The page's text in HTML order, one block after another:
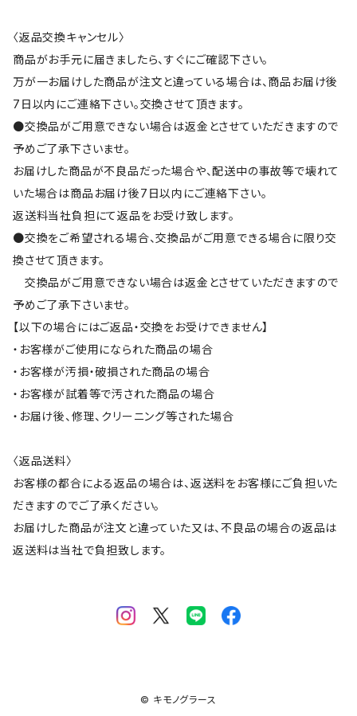
〈返品交換キャンセル〉
商品がお手元に届きましたら、すぐにご確認下さい。
万が一お届けした商品が注文と違っている場合は、商品お届け後
7日以内にご連絡下さい。交換させて頂きます。
●交換品がご用意できない場合は返金とさせていただきますので
予めご了承下さいませ。
お届けした商品が不良品だった場合や、配送中の事故等で壊れて
いた場合は商品お届け後7日以内にご連絡下さい。
返送料当社負担にて返品をお受け致します。
●交換をご希望される場合、交換品がご用意できる場合に限り交
換させて頂きます。
交換品がご用意できない場合は返金とさせていただきますので
予めご了承下さいませ。
【以下の場合にはご返品・交換をお受けできません】
・お客様がご使用になられた商品の場合
・お客様が汚損・破損された商品の場合
・お客様が試着等で汚された商品の場合
・お届け後、修理、クリーニング等された場合
〈返品送料〉
お客様の都合による返品の場合は、返送料をお客様にご負担いた
だきますのでご了承ください。
お届けした商品が注文と違っていた又は、不良品の場合の返品は
返送料は当社で負担致します。
© キモノグラース